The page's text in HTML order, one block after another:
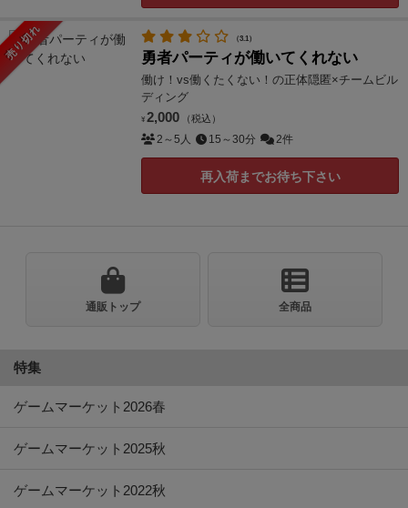
売り切れ （3.1）
勇者パーティが働いてくれない
働け！vs働くたくない！の正体隠匿×チームビル
ディング
¥ 2,000 （税込）
2～5人 15～30分 2件
再入荷までお待ち下さい
通販トップ 全商品
特集
ゲームマーケット2026春
ゲームマーケット2025秋
ゲームマーケット2022秋